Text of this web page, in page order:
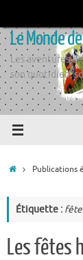
contenu
Le Monde
Les aventures
son quotidien,
AccueilPublications
Étiquette :
Les fêtes